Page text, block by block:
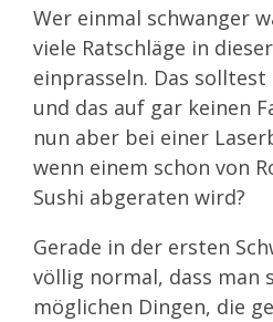
Wer einmal schwanger
viele Ratschläge in
einprasseln. Das
und das auf gar keinen
nun aber bei einer
wenn einem schon von
Sushi abgeraten wird?
Gerade in der ersten
völlig normal, dass man
möglichen Dingen, die